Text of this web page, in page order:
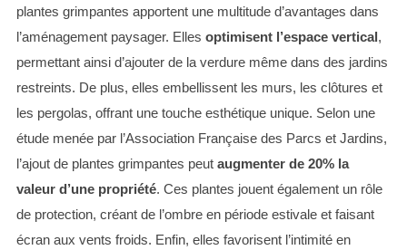
plantes grimpantes apportent une multitude d’avantages dans
l’aménagement paysager. Elles optimisent l’espace vertical,
permettant ainsi d’ajouter de la verdure même dans des jardins
restreints. De plus, elles embellissent les murs, les clôtures et
les pergolas, offrant une touche esthétique unique. Selon une
étude menée par l’Association Française des Parcs et Jardins,
l’ajout de plantes grimpantes peut augmenter de 20% la
valeur d’une propriété. Ces plantes jouent également un rôle
de protection, créant de l’ombre en période estivale et faisant
écran aux vents froids. Enfin, elles favorisent l’intimité en